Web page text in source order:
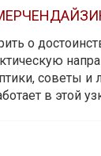
о
советы и
в этой